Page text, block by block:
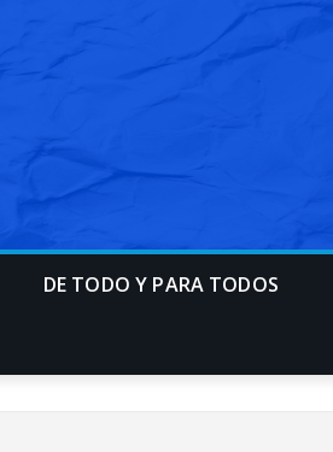
DE TODO Y PARA TODOS